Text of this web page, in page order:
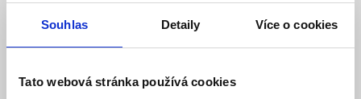
Souhlas Detaily Více o cookies
Tato webová stránka používá cookies
Filtr - F7 / ePM1 60 pro jednotky JABLOTRON
Futura S